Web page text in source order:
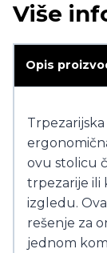
Više
Opis
ovu stolicu
trpezarije ili
izgledu.
rešenje za
jednom